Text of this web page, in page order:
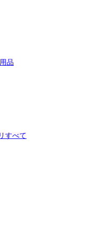
品
すべて